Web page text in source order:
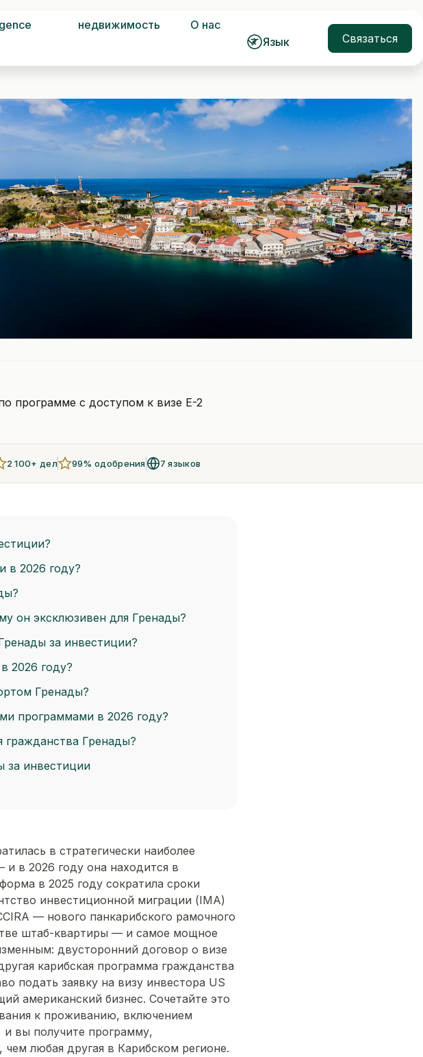
недвижимость
О нас
Язык Связаться
программе с доступом к визе E-2
2 100+ дел 99% одобрения 7 языков
в 2026 году?
он эксклюзивен для Гренады?
за инвестиции?
2026 году?
Гренады?
программами в 2026 году?
гражданства Гренады?
за инвестиции
в стратегически наиболее
в 2026 году она находится в
в 2025 году сократила сроки
инвестиционной миграции (IMA)
— нового панкарибского рамочного
штаб-квартиры — и самое мощное
двусторонний договор о визе
карибская программа гражданства
подать заявку на визу инвестора US
американский бизнес. Сочетайте это
к проживанию, включением
и вы получите программу,
любая другая в Карибском регионе.